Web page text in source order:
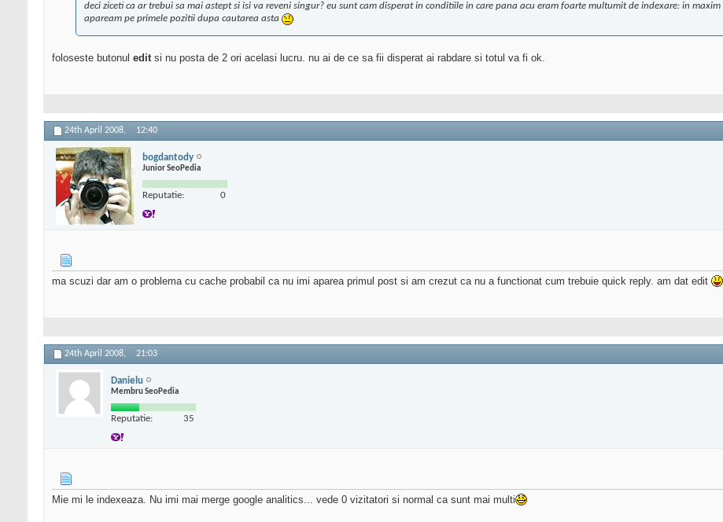
deci ziceti ca ar trebui sa mai astept si isi va reveni singur? eu sunt cam disperat in conditiile in care pana acu eram foarte multumit de indexare: in
apaream pe primele pozitii dupa cautarea asta
foloseste butonul editsi nu posta de 2 ori acelasi lucru. nu ai de ce sa fii disperat ai rabdare si totul va fi ok.
24th April 2008, 12:40
bogdantody
Junior SeoPedia
Reputatie: 0
ma scuzi dar am o problema cu cache probabil ca nu imi aparea primul post si am crezut ca nu a functionat cum trebuie quick reply. am dat edit
24th April 2008, 21:03
Danielu
Membru SeoPedia
Reputatie: 35
Mie mi le indexeaza. Nu imi mai merge google analitics... vede 0 vizitatori si normal ca sunt mai multi